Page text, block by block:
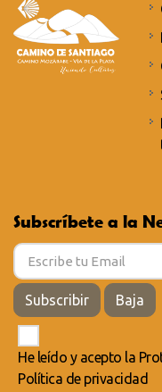
Subscríbete a la
Subscribir Baja
He leído y acepto la
Política de privacidad